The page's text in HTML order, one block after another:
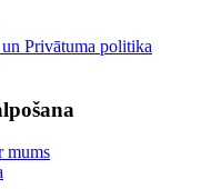
un Privātuma politika
mums